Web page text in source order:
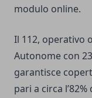
modulo online.
Il 112, operativo
Autonome con
garantisce
pari a circa